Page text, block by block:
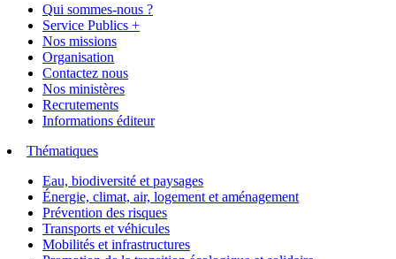
Qui sommes-nous ?
Service Publics +
Nos missions
Organisation
Contactez nous
Nos ministères
Recrutements
Informations éditeur
Thématiques
Eau, biodiversité et paysages
Énergie, climat, air, logement et aménagement
Prévention des risques
Transports et véhicules
Mobilités et infrastructures